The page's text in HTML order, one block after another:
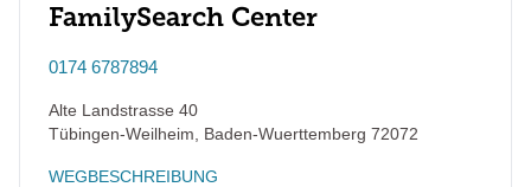
FamilySearch Center
0174 6787894
Alte Landstrasse 40
Tübingen-Weilheim
Baden-Wuerttemberg 72072
WEGBESCHREIBUNG